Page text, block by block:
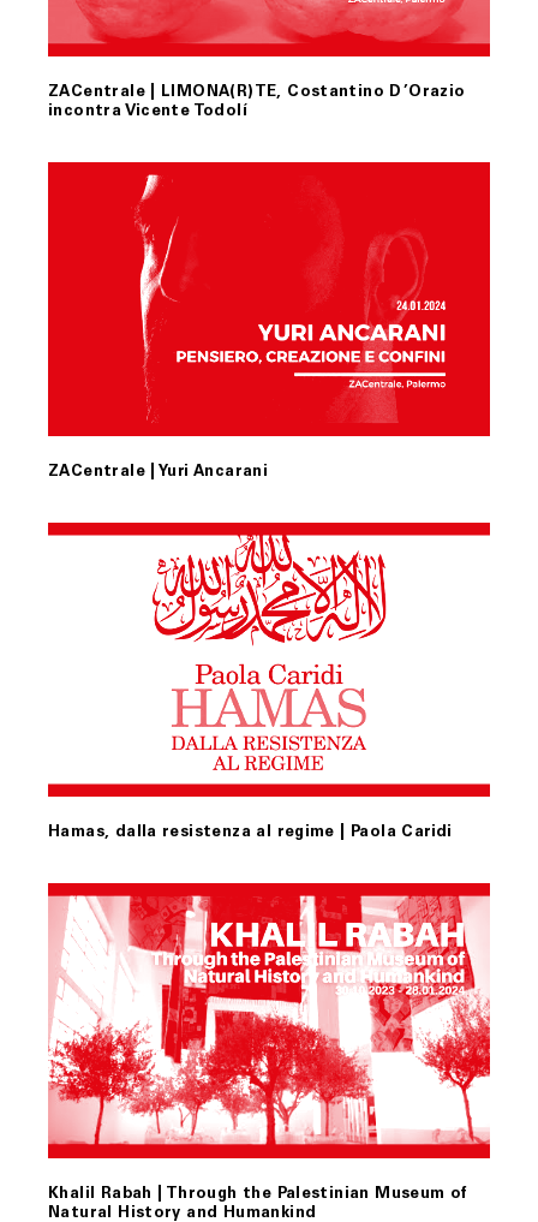
ZACentrale | LIMONA(R)TE, Costantino D’Orazio
incontra Vicente Todolí
ZACentrale | Yuri Ancarani
Hamas, dalla resistenza al regime | Paola Caridi
Khalil Rabah | Through the Palestinian Museum of
Natural History and Humankind